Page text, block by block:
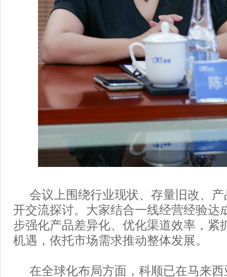
会议上围绕行业现状、存量旧改、
开交流探讨。大家结合一线经营经验达
步强化产品差异化、优化渠道效率，紧
机遇，依托市场需求推动整体发展。
在全球化布局方面，科顺已在马来